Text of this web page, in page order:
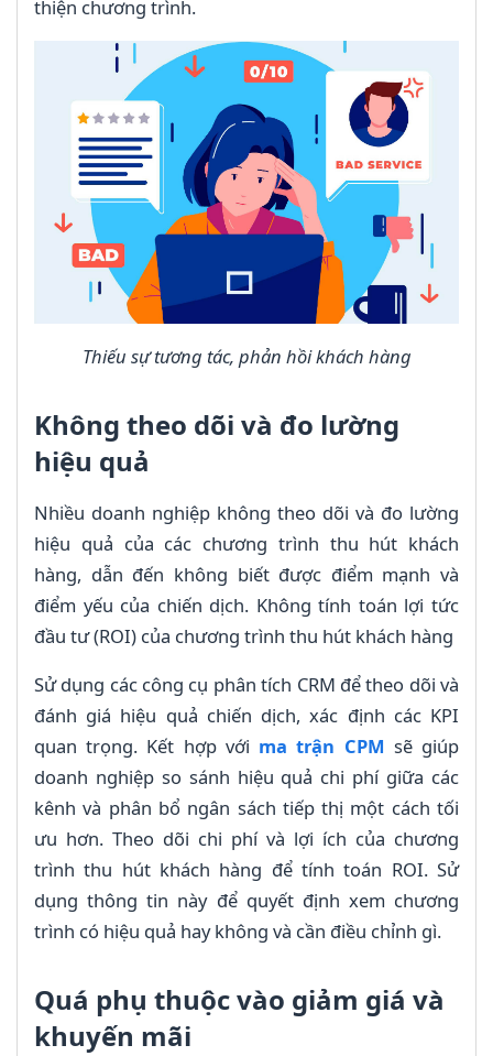
thiện chương trình.
Thiếu sự tương tác, phản hồi khách hàng
Không theo dõi và đo lường
hiệu quả
Nhiều doanh nghiệp không theo dõi và đo lường
hiệu quả của các chương trình thu hút khách
hàng, dẫn đến không biết được điểm mạnh và
điểm yếu của chiến dịch. Không tính toán lợi tức
đầu tư (ROI) của chương trình thu hút khách hàng
Sử dụng các công cụ phân tích CRM để theo dõi và
đánh giá hiệu quả chiến dịch, xác định các KPI
quan trọng. Kết hợp với ma trận CPM sẽ giúp
doanh nghiệp so sánh hiệu quả chi phí giữa các
kênh và phân bổ ngân sách tiếp thị một cách tối
ưu hơn. Theo dõi chi phí và lợi ích của chương
trình thu hút khách hàng để tính toán ROI. Sử
dụng thông tin này để quyết định xem chương
trình có hiệu quả hay không và cần điều chỉnh gì.
Quá phụ thuộc vào giảm giá và
khuyến mãi